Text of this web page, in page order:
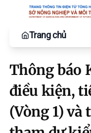
Trang chủ
Thông báo
điều kiện,
(Vòng 1)